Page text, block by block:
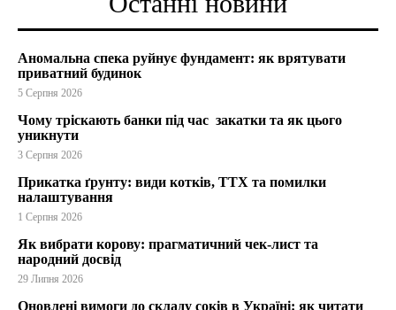
Аномальна спека руйнує фундамент: як врятувати
приватний будинок
5 Серпня 2026
Чому тріскають банки під час закатки та як цього
уникнути
3 Серпня 2026
Прикатка ґрунту: види котків, ТТХ та помилки
налаштування
1 Серпня 2026
Як вибрати корову: прагматичний чек-лист та
народний досвід
29 Липня 2026
Оновлені вимоги до складу соків в Україні: як читати